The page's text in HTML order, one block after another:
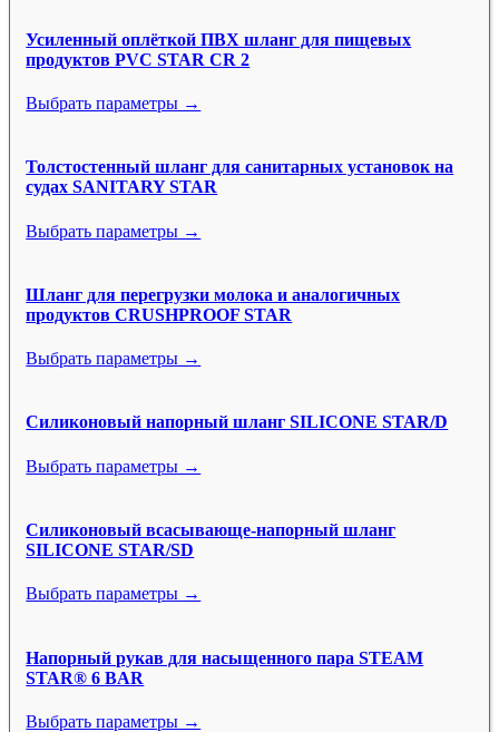
Усиленный оплёткой ПВХ шланг для пищевых
продуктов PVC STAR CR 2
Выбрать параметры →
Толстостенный шланг для санитарных установок на
судах SANITARY STAR
Выбрать параметры →
Шланг для перегрузки молока и аналогичных
продуктов CRUSHPROOF STAR
Выбрать параметры →
Силиконовый напорный шланг SILICONE STAR/D
Выбрать параметры →
Силиконовый всасывающе-напорный шланг
SILICONE STAR/SD
Выбрать параметры →
Напорный рукав для насыщенного пара STEAM
STAR® 6 BAR
Выбрать параметры →